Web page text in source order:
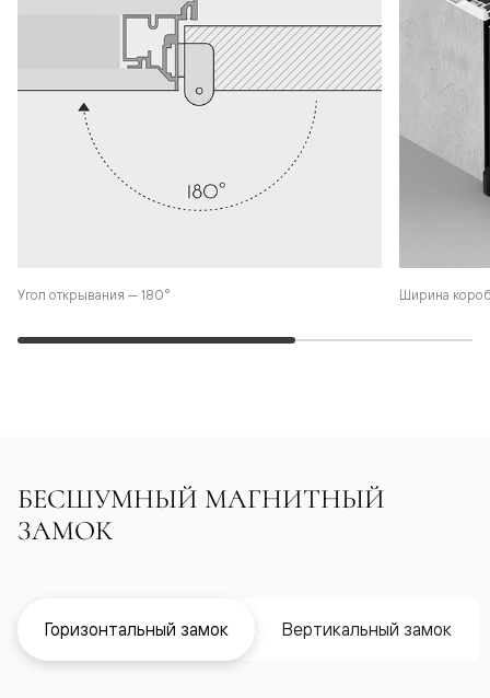
Угол открывания — 180° Ширина
БЕСШУМНЫЙ МАГНИТНЫЙ
ЗАМОК
Горизонтальный замок Вертикальный замок